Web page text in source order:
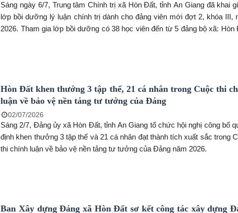
Sáng ngày 6/7, Trung tâm Chính trị xã Hòn Đất, tỉnh An Giang đã khai
lớp bồi dưỡng lý luận chính trị dành cho đảng viên mới đợt 2, khóa III,
2026. Tham gia lớp bồi dưỡng có 38 học viên đến từ 5 đảng bộ xã: Hòn
Hòn Đất khen thưởng 3 tập thể, 21 cá nhân trong Cuộc thi
luận về bảo vệ nền tảng tư tưởng của Đảng
02/07/2026
Sáng 2/7, Đảng ủy xã Hòn Đất, tỉnh An Giang tổ chức hội nghị công bố
định khen thưởng 3 tập thể và 21 cá nhân đạt thành tích xuất sắc trong
thi chính luận về bảo vệ nền tảng tư tưởng của Đảng năm 2026.
Ban Xây dựng Đảng xã Hòn Đất sơ kết công tác xây dựng